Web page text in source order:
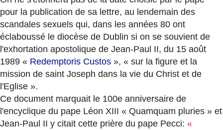
pour la publication de sa lettre, au lendemain des
scandales sexuels qui, dans les années 80 ont
éclaboussé le diocèse de Dublin si on se souvient de
l'exhortation apostolique de Jean-Paul II, du 15 août
1989 « Redemptoris Custos », « sur la figure et la
mission de saint Joseph dans la vie du Christ et de
l'Eglise ».
Ce document marquait le 100e anniversaire de
l'encyclique du pape Léon XIII « Quamquam pluries » et
Jean-Paul II y citait cette prière du pape Pecci: «